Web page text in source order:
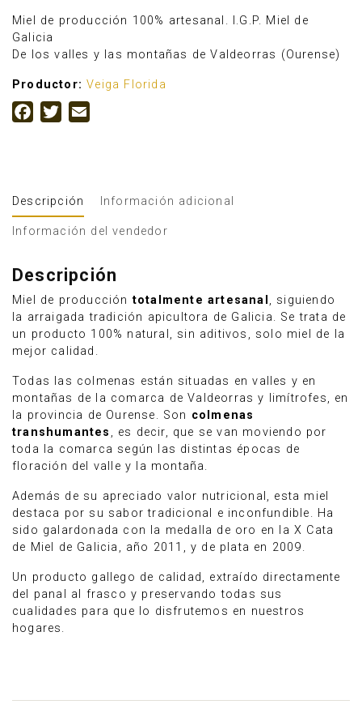
Anúnciate
Miel de producción 100% artesanal. I.G.P. Miel de
Galicia
De los valles y las montañas de Valdeorras (Ourense)
Productor:Veiga Florida
Facebook
Twitter
Descripción Información adicional
Información del vendedor
Descripción
Miel de produccióntotalmente artesanal , siguiendo
la arraigada tradición apicultora de Galicia. Se trata de
un producto 100% natural, sin aditivos, solo miel de la
mejor calidad.
Todas las colmenas están situadas en valles y en
montañas de la comarca de Valdeorras y limítrofes, en
la provincia de Ourense. Son colmenas
transhumantes , es decir, que se van moviendo por
toda la comarca según las distintas épocas de
floración del valle y la montaña.
Además de su apreciado valor nutricional, esta miel
destaca por su sabor tradicional e inconfundible. Ha
sido galardonada con la medalla de oro en la X Cata
de Miel de Galicia, año 2011, y de plata en 2009.
Un producto gallego de calidad, extraído directamente
del panal al frasco y preservando todas sus
cualidades para que lo disfrutemos en nuestros
hogares.